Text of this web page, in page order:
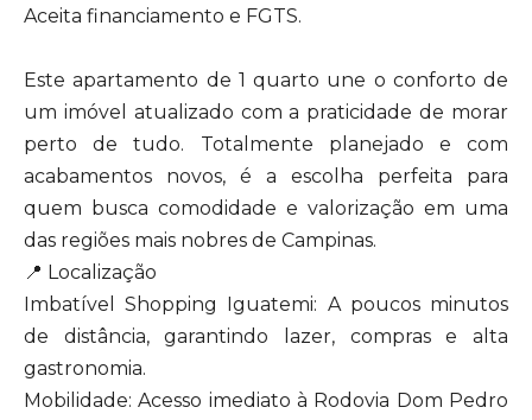
Aceita financiamento e FGTS.
Este apartamento de 1 quarto une o conforto de
um imóvel atualizado com a praticidade de morar
perto de tudo. Totalmente planejado e com
acabamentos novos, é a escolha perfeita para
quem busca comodidade e valorização em uma
das regiões mais nobres de Campinas.
📍 Localização
Imbatível Shopping Iguatemi: A poucos minutos
de distância, garantindo lazer, compras e alta
gastronomia.
Mobilidade: Acesso imediato à Rodovia Dom Pedro